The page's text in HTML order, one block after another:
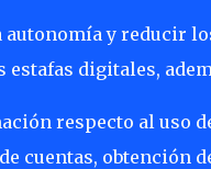
autonomía y reducir
estafas digitales,
respecto al uso
cuentas, obtención